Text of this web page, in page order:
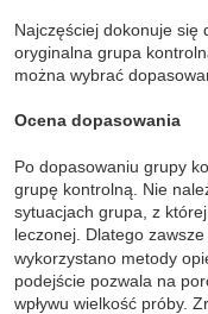
Najczęściej dokonuje się
oryginalna grupa
można wybrać
Ocena dopasowania
Po dopasowaniu grupy
grupę kontrolną. Nie
sytuacjach grupa, z
leczonej. Dlatego
wykorzystano metody
podejście pozwala na
wpływu wielkość próby.